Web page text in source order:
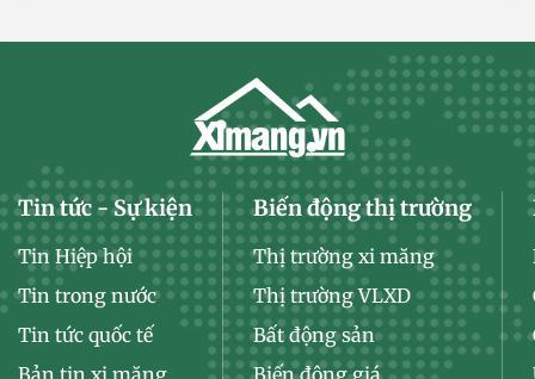
Tin tức - Sự kiện
Tin Hiệp hội
Tin trong nước
Tin tức quốc tế
Bản tin xi măng
Biến động thị trường
Thị trường xi măng
Thị trường VLXD
Bất động sản
Biến động giá